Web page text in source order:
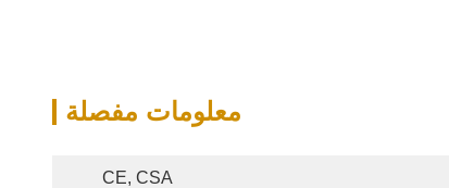
معلومات مفصلة
CE, CSA